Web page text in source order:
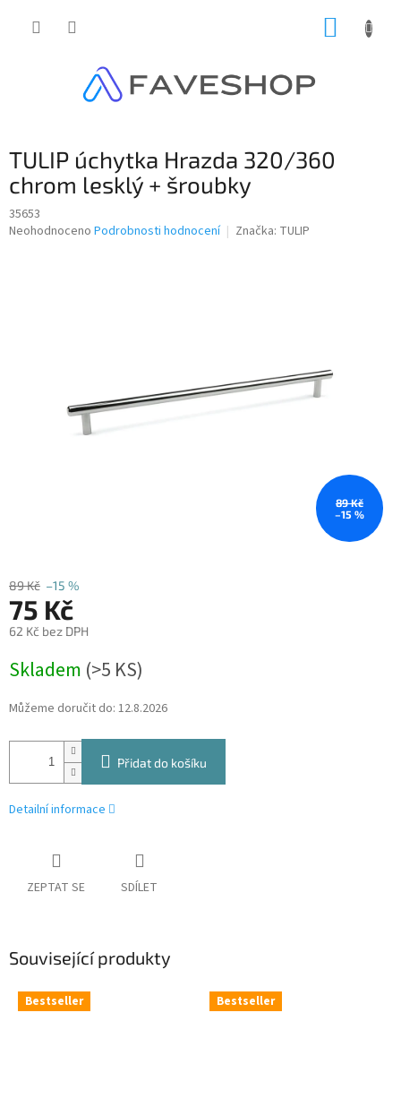
TULIP úchytka Hrazda 320/360
chrom lesklý + šroubky
35653
Průměrné
Neohodnoceno Podrobnosti hodnocení Značka: TULIP
89 Kč
–15 %
89 Kč –15 %
75 Kč
62 Kč bez DPH
cena:
Skladem (>5 KS)
Můžeme doručit do: 12.8.2026
Přidat do košíku
Detailní informace
ZEPTAT SE SDÍLET
Související produkty
Bestseller Bestseller